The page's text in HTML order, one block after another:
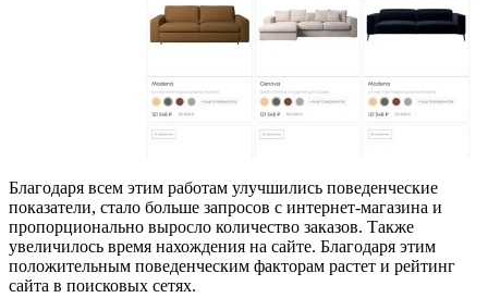
Благодаря всем этим работам улучшились поведенческие
показатели, стало больше запросов с интернет-магазина и
пропорционально выросло количество заказов. Также
увеличилось время нахождения на сайте. Благодаря этим
положительным поведенческим факторам растет и рейтинг
сайта в поисковых сетях.